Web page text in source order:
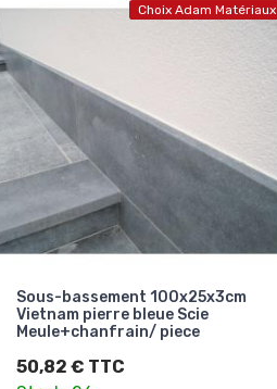
Choix Adam Matériaux
Sous-bassement 100x25x3cm
Vietnam pierre bleue Scie
Meule+chanfrain/ piece
50,82 € TTC